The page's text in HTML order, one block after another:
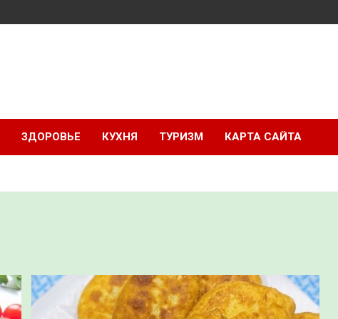
ЗДОРОВЬЕ КУХНЯ ТУРИЗМ КАРТА САЙТА